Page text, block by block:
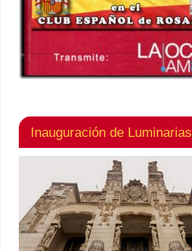
Inauguración de Luminarias